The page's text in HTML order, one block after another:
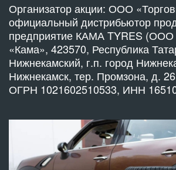
Организатор акции: ООО
официальный дистрибьютор
предприятие КАМА TYRES (ООО
«Кама», 423570, Республика
Нижнекамский, г.п. город
Нижнекамск, тер. Промзона, д.
ОГРН 1021602510533, ИНН